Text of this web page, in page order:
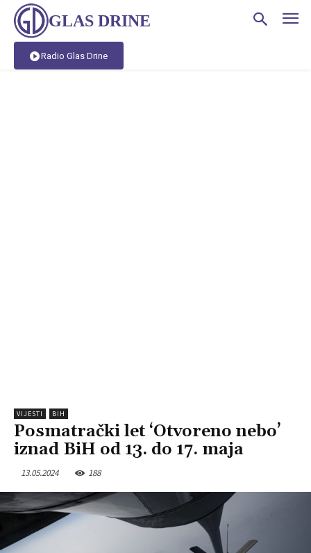
GLAS DRINE
Radio Glas Drine
VIJESTI BIH
Posmatrački let ‘Otvoreno nebo’
iznad BiH od 13. do 17. maja
13.05.2024 188